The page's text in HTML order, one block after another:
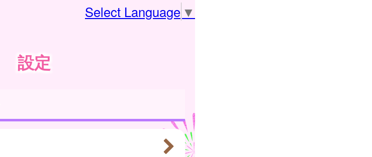
Select Language ▼
設定